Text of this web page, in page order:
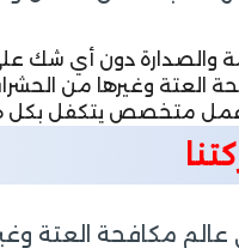
والصدارة دون أي شك
وغيرها من
عمل متخصص يتكفل بكل
مكافحة العتة